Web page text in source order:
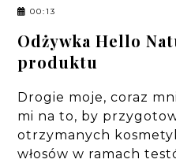
00:13
Odżywka Hello
produktu
Drogie moje, coraz
mi na to, by
otrzymanych
włosów w ramach